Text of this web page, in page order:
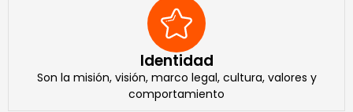
Identidad
Son la misión, visión, marco legal, cultura, valores y
comportamiento